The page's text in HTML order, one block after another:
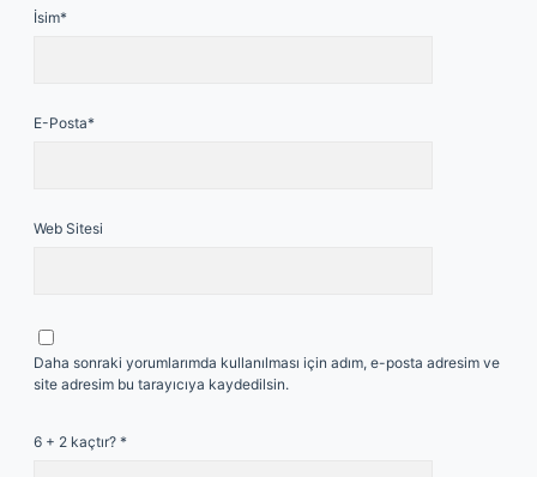
İsim*
E-Posta*
Web Sitesi
Daha sonraki yorumlarımda kullanılması için adım, e-posta adresim ve
site adresim bu tarayıcıya kaydedilsin.
6 + 2 kaçtır? *